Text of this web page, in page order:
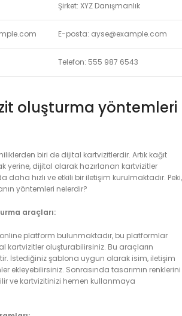
Şirket: XYZ Danışmanlık
E-posta: ayse@example.com
Telefon: 555 987 6543
oluşturma yöntemleri
biri de dijital kartvizitlerdir. Artık kağıt
yerine, dijital olarak hazırlanan kartvizitler
daha hızlı ve etkili bir iletişim kurulmaktadır. Peki,
yöntemleri nelerdir?
araçları:
platform bulunmaktadır, bu platformlar
kartvizitler oluşturabilirsiniz. Bu araçların
İstediğiniz şablona uygun olarak isim, iletişim
ekleyebilirsiniz. Sonrasında tasarımın renklerini
ve kartvizitinizi hemen kullanmaya